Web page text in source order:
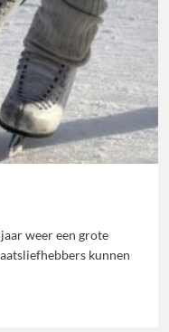
weer een grote
kunnen